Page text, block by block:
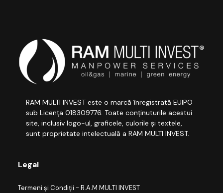
RAM MULTI INVEST este o marcă înregistrată EUIPO
sub Licența 018309776. Toate conținuturile acestui
site, inclusiv logo-ul, graficele, culorile și textele,
sunt proprietate intelectuală a RAM MULTI INVEST.
Legal
Termeni și Condiții - R.A.M MULTI INVEST